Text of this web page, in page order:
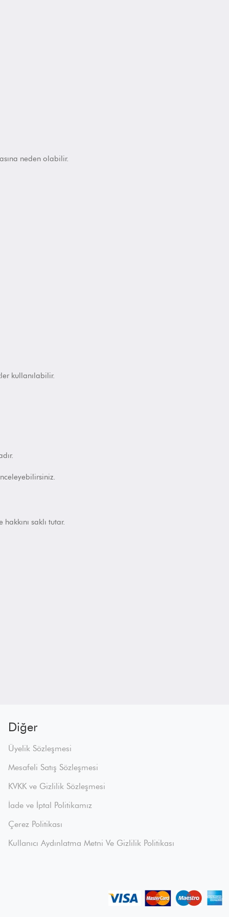
neden olabilir.
kullanılabilir.
saklı tutar.
Diğer
Üyelik Sözleşmesi
Mesafeli Satış Sözleşmesi
KVKK ve Gizlilik Sözleşmesi
İade ve İptal Politikamız
Çerez Politikası
Kullanıcı Aydınlatma Metni Ve Gizlilik Politikası